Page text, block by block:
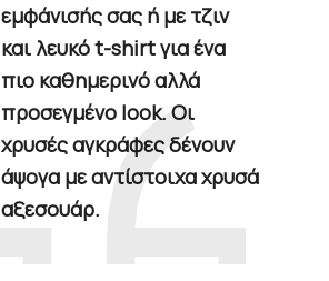
εμφάνισής σας ή με τζιν
και λευκό t-shirt για ένα
πιο καθημερινό αλλά
προσεγμένο look. Οι
χρυσές αγκράφες δένουν
άψογα με αντίστοιχα χρυσά
αξεσουάρ.